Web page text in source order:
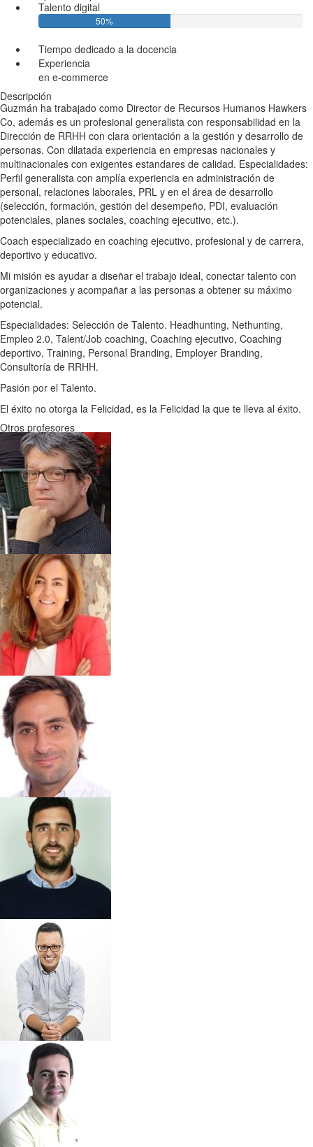
Talento digital
50%
Tiempo dedicado a la docencia
Experiencia
en e-commerce
Descripción
Guzmán ha trabajado como Director de Recursos Humanos Hawkers
Co, además es un profesional generalista con responsabilidad en la
Dirección de RRHH con clara orientación a la gestión y desarrollo de
personas. Con dilatada experiencia en empresas nacionales y
multinacionales con exigentes estandares de calidad. Especialidades:
Perfil generalista con amplía experiencia en administración de
personal, relaciones laborales, PRL y en el área de desarrollo
(selección, formación, gestión del desempeño, PDI, evaluación
potenciales, planes sociales, coaching ejecutivo, etc.).
Coach especializado en coaching ejecutivo, profesional y de carrera,
deportivo y educativo.
Mi misión es ayudar a diseñar el trabajo ideal, conectar talento con
organizaciones y acompañar a las personas a obtener su máximo
potencial.
Especialidades: Selección de Talento. Headhunting, Nethunting,
Empleo 2.0, Talent/Job coaching, Coaching ejecutivo, Coaching
deportivo, Training, Personal Branding, Employer Branding,
Consultoría de RRHH.
Pasión por el Talento.
El éxito no otorga la Felicidad, es la Felicidad la que te lleva al éxito.
Otros profesores